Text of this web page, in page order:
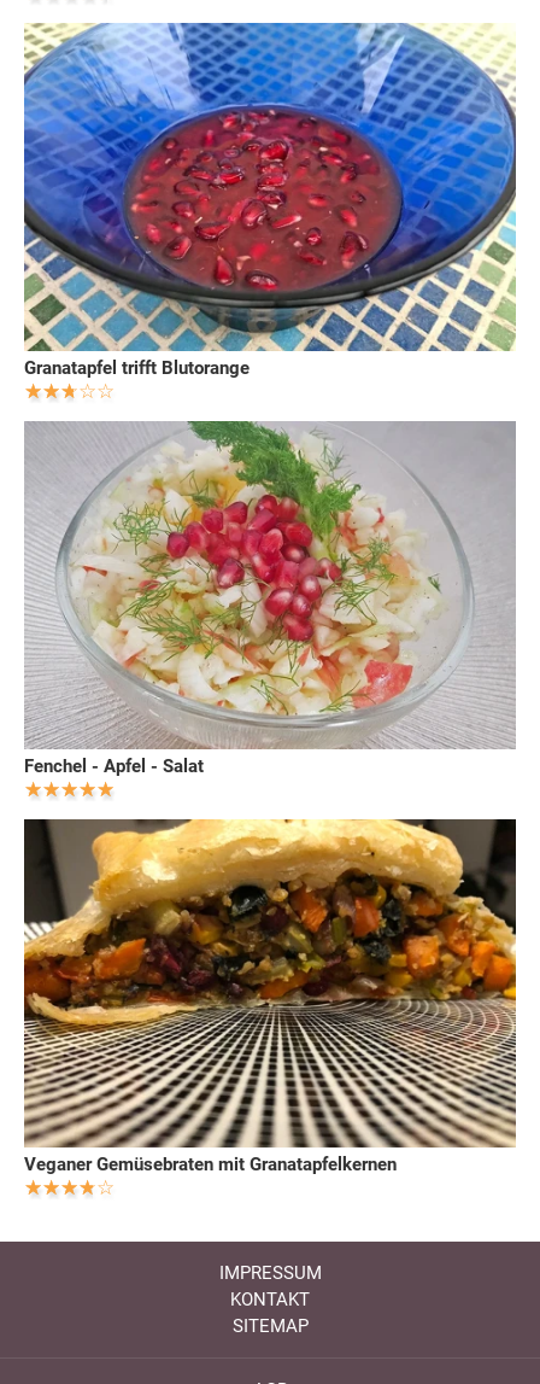
Granatapfel trifft Blutorange
Fenchel - Apfel - Salat
Veganer Gemüsebraten mit Granatapfelkernen
IMPRESSUM
KONTAKT
SITEMAP